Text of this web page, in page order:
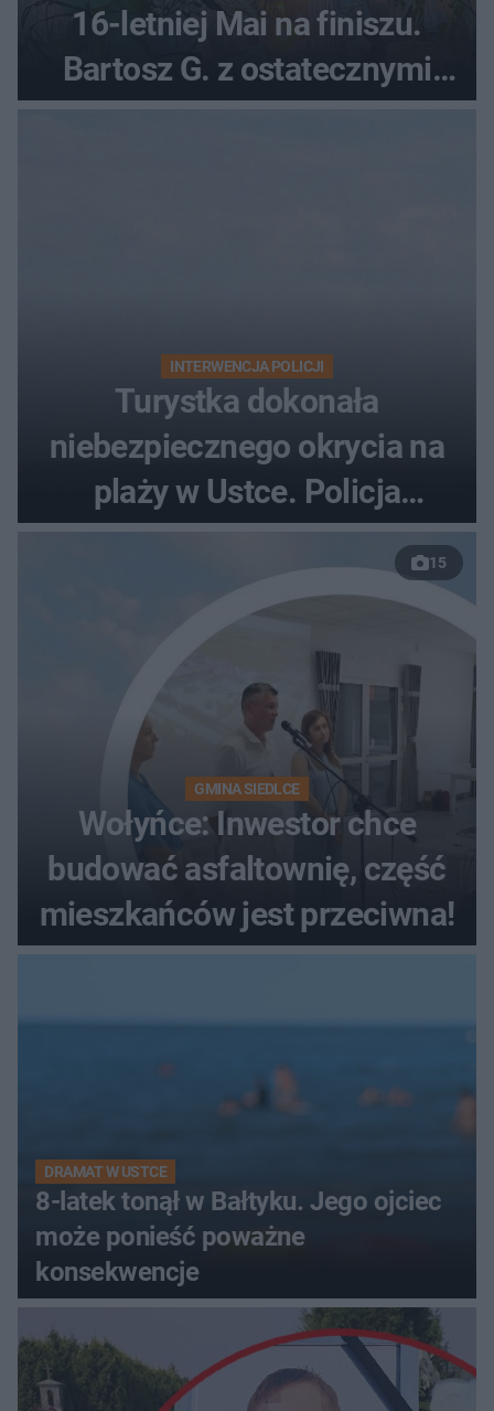
16-letniej Mai na finiszu.
Bartosz G. z ostatecznymi
INTERWENCJA POLICJI
Turystka dokonała
niebezpiecznego okrycia na
plaży w Ustce. Policja
musiała zamknąć odcinek
wybrzeża
15
GMINA SIEDLCE
Wołyńce: Inwestor chce
budować asfaltownię, część
mieszkańców jest przeciwna!
DRAMAT W USTCE
8-latek tonął w Bałtyku. Jego ojciec
może ponieść poważne
konsekwencje